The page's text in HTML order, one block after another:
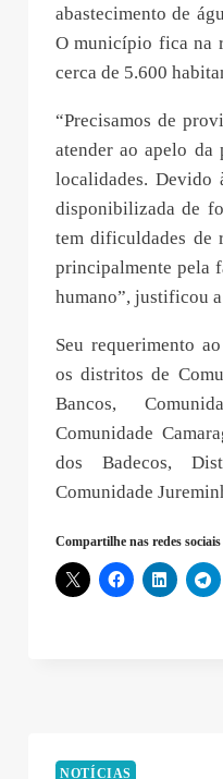
abastecimento de
O município fica na
cerca de 5.600
“Precisamos de
atender ao apelo da
localidades. Devido
disponibilizada de
tem dificuldades de
principalmente pela
humano”, justificou
Seu requerimento
os distritos de
Bancos,
Comunidade
dos Badecos,
Comunidade
Compartilhe nas redes sociais
NOTÍCIAS